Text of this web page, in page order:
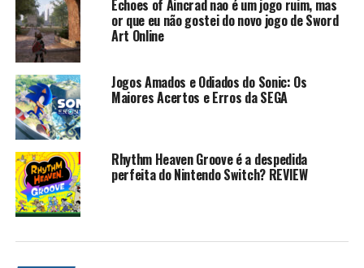
Echoes of Aincrad nao é um jogo ruim, mas
or que eu não gostei do novo jogo de Sword
Art Online
Jogos Amados e Odiados do Sonic: Os
Maiores Acertos e Erros da SEGA
Rhythm Heaven Groove é a despedida
perfeita do Nintendo Switch? REVIEW